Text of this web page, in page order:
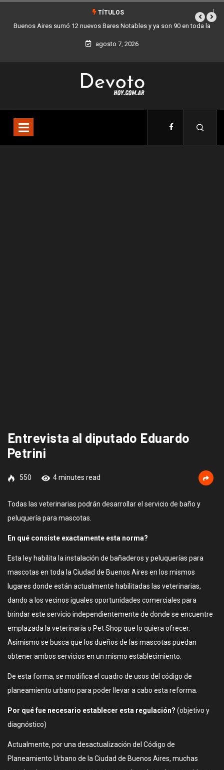
TÍTULOS
y ya son 90 en toda la Los stands móviles de la Ciudad llegan esta
agosto 7, 2026
Entrevista al diputado Eduardo
Petrini
550 4 minutes read
Todas las veterinarias podrán desarrollar el servicio de baño y
peluquería para mascotas.
En qué consiste exactamente esta norma?
Esta ley habilita la instalación de bañaderos y peluquerías para
mascotas en toda la Ciudad de Buenos Aires en los mismos
lugares donde están actualmente habilitadas las veterinarias,
dando a los vecinos iguales oportunidades comerciales para
brindar este servicio independientemente de donde se encuentre
emplazada la veterinaria o Pet Shop que lo quiera ofrecer.
Asimismo se busca que los dueños de las mascotas puedan
obtener ambos servicios en un mismo establecimiento.
De esta forma, se modifica el cuadro de usos del código de
planeamiento urbano para poder llevar a cabo esta reforma.
Por qué fue necesario establecer esta regulación? (objetivo y
diagnóstico)
Actualmente, por una desactualización del Código de
Planeamiento Urbano de la Ciudad de Buenos Aires, muchas